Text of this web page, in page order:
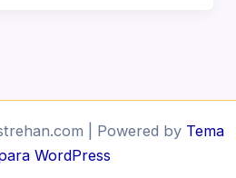
| Powered by Tema
WordPress